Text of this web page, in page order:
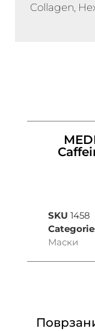
Collagen,
SKU 1458
Маски